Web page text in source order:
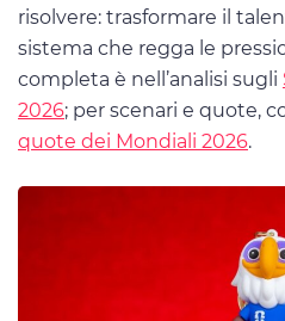
risolvere: trasformare il
sistema che regga le
completa è nell’analisi sugli
2026; per scenari e quote,
quote dei Mondiali 2026.